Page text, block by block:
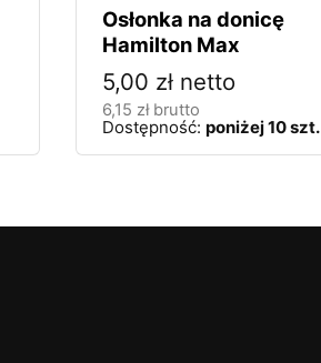
Osłonka na donicę
Hamilton Max
5,00 zł netto
6,15 złbrutto
Dostępność: poniżej 10 szt.